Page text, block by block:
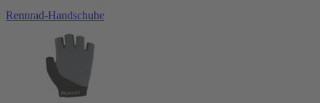
Rennrad-Handschuhe